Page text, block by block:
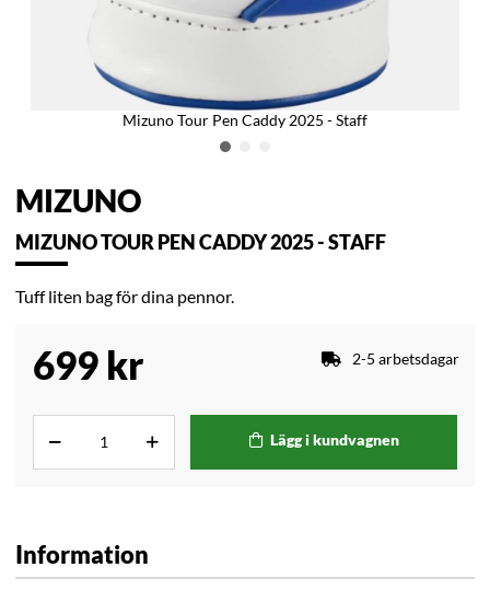
Mizuno Tour Pen Caddy 2025 - Staff
MIZUNO
MIZUNO TOUR PEN CADDY 2025 - STAFF
Tuff liten bag för dina pennor.
699 kr 2-5 arbetsdagar
Lägg i kundvagnen
Information